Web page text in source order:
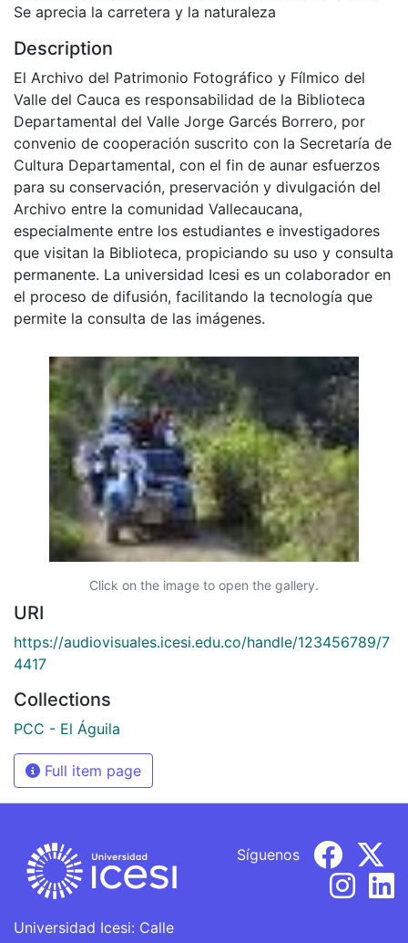
Se aprecia la carretera y la naturaleza
Description
El Archivo del Patrimonio Fotográfico y Fílmico del
Valle del Cauca es responsabilidad de la Biblioteca
Departamental del Valle Jorge Garcés Borrero, por
convenio de cooperación suscrito con la Secretaría de
Cultura Departamental, con el fin de aunar esfuerzos
para su conservación, preservación y divulgación del
Archivo entre la comunidad Vallecaucana,
especialmente entre los estudiantes e investigadores
que visitan la Biblioteca, propiciando su uso y consulta
permanente. La universidad Icesi es un colaborador en
el proceso de difusión, facilitando la tecnología que
permite la consulta de las imágenes.
Click on the image to open the gallery.
URI
https://audiovisuales.icesi.edu.co/handle/123456789/7
4417
Collections
PCC - El Águila
Full item page
Universidad Icesi: Calle
Síguenos